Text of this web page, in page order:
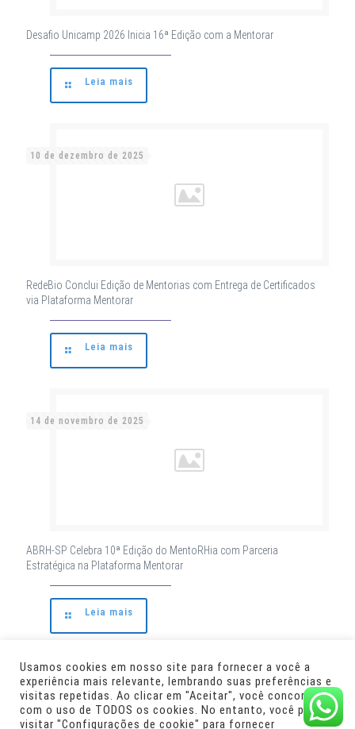
Desafio Unicamp 2026 Inicia 16ª Edição com a Mentorar
Leia mais
10 de dezembro de 2025
RedeBio Conclui Edição de Mentorias com Entrega de Certificados
via Plataforma Mentorar
Leia mais
14 de novembro de 2025
ABRH-SP Celebra 10ª Edição do MentoRHia com Parceria
Estratégica na Plataforma Mentorar
Leia mais
Desenvolvimento:
Usamos cookies em nosso site para fornecer a você a
experiência mais relevante, lembrando suas preferências e
visitas repetidas. Ao clicar em "Aceitar", você concorda
com o uso de TODOS os cookies. No entanto, você pode
visitar "Configurações de cookie" para fornecer